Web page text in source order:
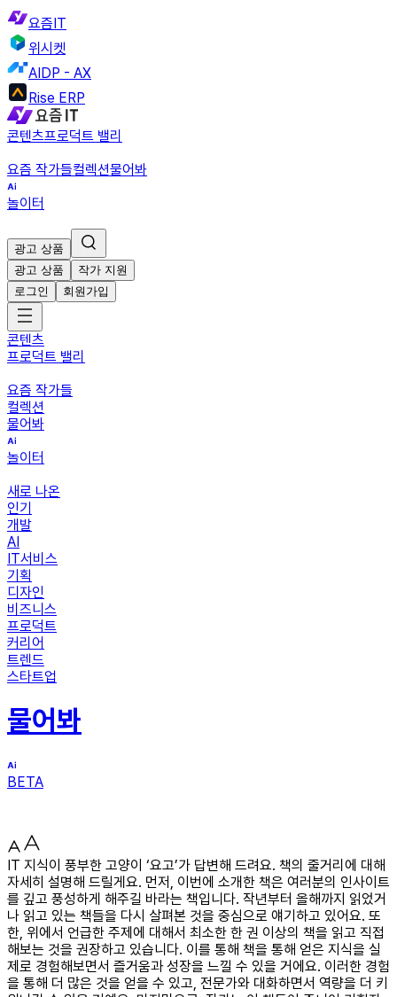
요즘IT
위시켓
AIDP - AX
Rise ERP
콘텐츠프로덕트 밸리
요즘 작가들컬렉션물어봐
놀이터
광고 상품
광고 상품
작가 지원
로그인
회원가입
콘텐츠
프로덕트 밸리
요즘 작가들
컬렉션
물어봐
놀이터
새로 나온
인기
개발
AI
IT서비스
기획
디자인
비즈니스
프로덕트
커리어
트렌드
스타트업
물어봐
BETA
IT 지식이 풍부한 고양이 ‘요고’가 답변해 드려요. 책의 줄거리에 대해
자세히 설명해 드릴게요. 먼저, 이번에 소개한 책은 여러분의 인사이트
를 깊고 풍성하게 해주길 바라는 책입니다. 작년부터 올해까지 읽었거
나 읽고 있는 책들을 다시 살펴본 것을 중심으로 얘기하고 있어요. 또
한, 위에서 언급한 주제에 대해서 최소한 한 권 이상의 책을 읽고 직접
해보는 것을 권장하고 있습니다. 이를 통해 책을 통해 얻은 지식을 실
제로 경험해보면서 즐거움과 성장을 느낄 수 있을 거에요. 이러한 경험
을 통해 더 많은 것을 얻을 수 있고, 전문가와 대화하면서 역량을 더 키